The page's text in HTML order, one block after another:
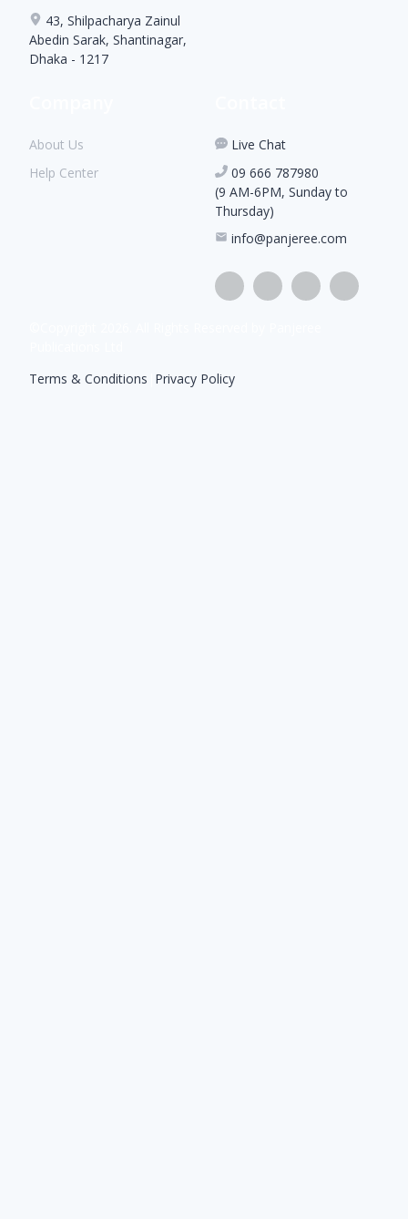
43, Shilpacharya Zainul
Abedin Sarak, Shantinagar,
Dhaka - 1217
About Us
Help Center
Live Chat
09 666 787980
(9 AM-6PM, Sunday to
Thursday)
info@panjeree.com
Terms & Conditions Privacy Policy